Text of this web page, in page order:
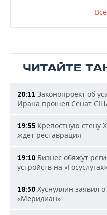
ЧИТАЙТЕ
20:11 Законопроект об
Ирана прошел Сенат
19:55 Крепостную стену
ждет реставрация
19:10 Бизнес обяжут
устройств на «Госуслугах»
18:30 Хуснуллин заявил
«Меридиан»